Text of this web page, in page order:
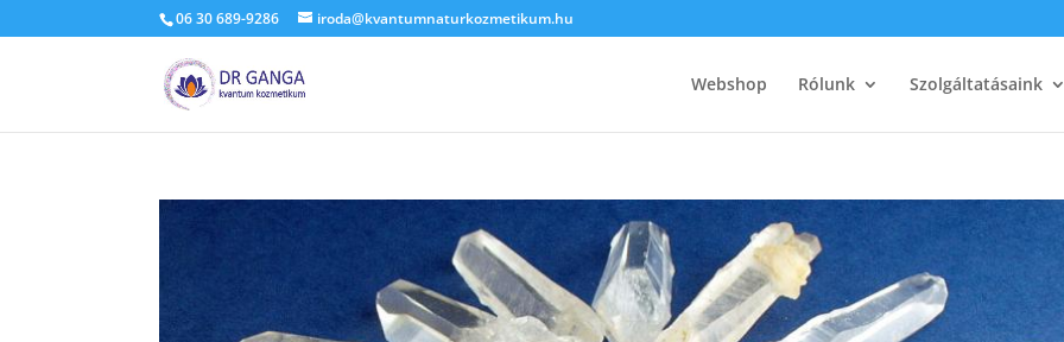
06 30 689-9286 iroda@kvantumnaturkozmetikum.hu
Webshop Rólunk Szolgáltatásaink